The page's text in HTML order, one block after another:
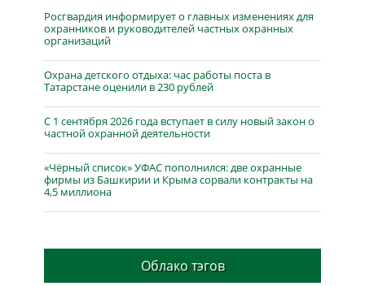
Росгвардия информирует о главных изменениях для
охранников и руководителей частных охранных
организаций
Охрана детского отдыха: час работы поста в
Татарстане оценили в 230 рублей
С 1 сентября 2026 года вступает в силу новый закон о
частной охранной деятельности
«Чёрный список» УФАС пополнился: две охранные
фирмы из Башкирии и Крыма сорвали контракты на
4,5 миллиона
Облако тэгов